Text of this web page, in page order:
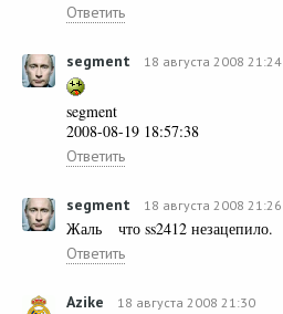
Ответить
segment 18 августа 2008 21:24
segment
2008-08-19 18:57:38
Ответить
segment 18 августа 2008 21:26
Жаль что ss2412 незацепило.
Ответить
Azike 18 августа 2008 21:30